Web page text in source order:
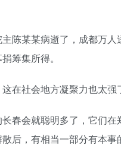
陈某某病逝了，成都万
筹集所得。
在社会地方凝聚力也太
春会就聪明多了，它们
后，有相当一部分有本